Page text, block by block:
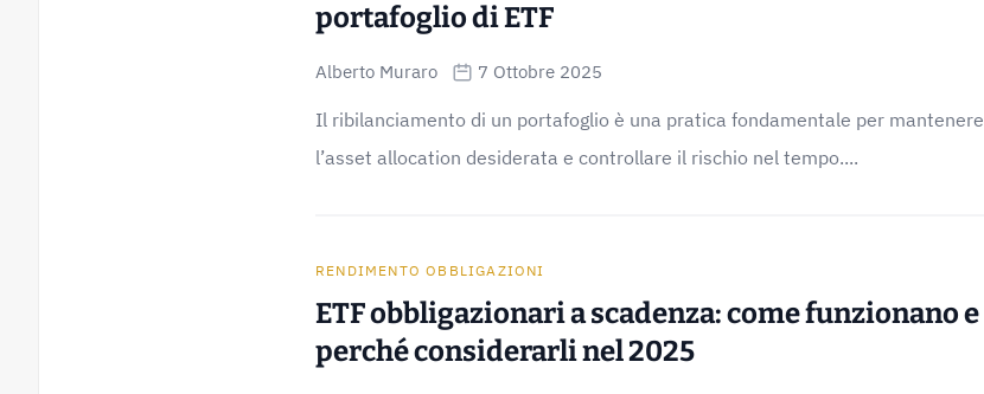
portafoglio di ETF
Alberto Muraro 7 Ottobre 2025
Il ribilanciamento di un portafoglio è una pratica fondamentale per mantenere
l’asset allocation desiderata e controllare il rischio nel tempo....
RENDIMENTO OBBLIGAZIONI
ETF obbligazionari a scadenza: come funzionano e
perché considerarli nel 2025